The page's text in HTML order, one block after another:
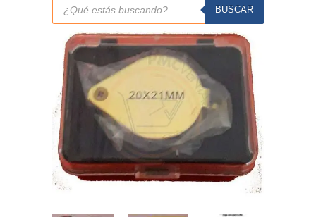
productos
BUSCAR